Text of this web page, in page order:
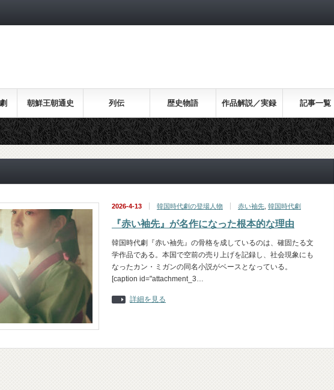
朝鮮王朝通史 列伝 歴史物語 作品解説／実録 記事一覧
2026-4-13 韓国時代劇の登場人物 赤い袖先 韓国時代劇
『赤い袖先』が名作になった根本的な理由
韓国時代劇『赤い袖先』の骨格を成しているのは、確固たる文
学作品である。本国で空前の売り上げを記録し、社会現象にも
なったカン・ミガンの同名小説がベースとなっている。
[caption id="attachment_3…
詳細を見る